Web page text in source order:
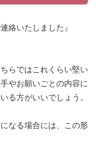
絡いたしました』
らではこれくらい堅い
やお願いごとの内容に
る方がいいでしょう。
なる場合には、この形